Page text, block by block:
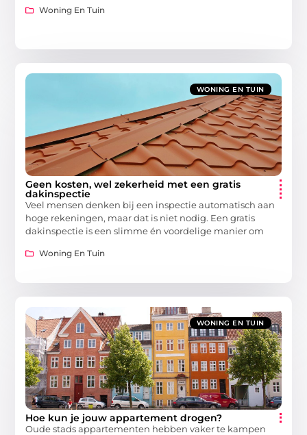
Woning En Tuin
WONING EN TUIN
Geen kosten, wel zekerheid met een gratis
dakinspectie
Veel mensen denken bij een inspectie automatisch aan
hoge rekeningen, maar dat is niet nodig. Een gratis
dakinspectie is een slimme én voordelige manier om
Woning En Tuin
WONING EN TUIN
Hoe kun je jouw appartement drogen?
Oude stads appartementen hebben vaker te kampen